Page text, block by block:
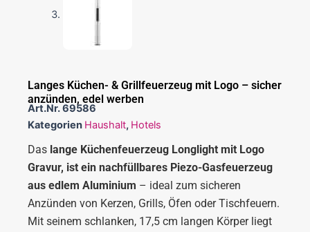
Langes Küchen- & Grillfeuerzeug mit Logo – sicher
anzünden, edel werben
Art.Nr.69586
Kategorien Haushalt, Hotels
Das lange Küchenfeuerzeug Longlight mit Logo
Gravur, ist ein nachfüllbares Piezo-Gasfeuerzeug
aus edlem Aluminium – ideal zum sicheren
Anzünden von Kerzen, Grills, Öfen oder Tischfeuern.
Mit seinem schlanken, 17,5 cm langen Körper liegt